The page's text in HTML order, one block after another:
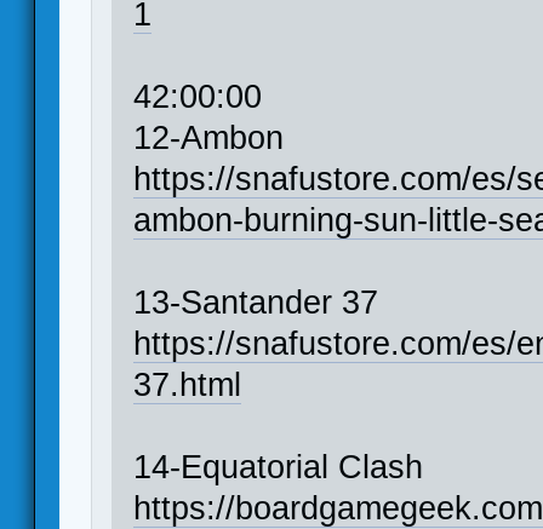
1
42:00:00
12-Ambon
https://snafustore.com/es/
ambon-burning-sun-little-
13-Santander 37
https://snafustore.com/es/
37.html
14-Equatorial Clash
https://